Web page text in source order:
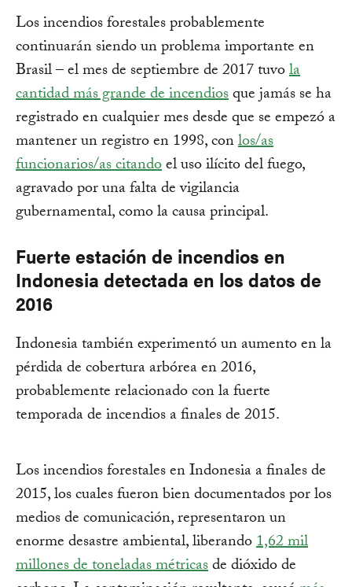
Los incendios forestales probablemente
continuarán siendo un problema importante en
Brasil – el mes de septiembre de 2017 tuvola
cantidad más grande de incendiosque jamás se ha
registrado en cualquier mes desde que se empezó a
mantener un registro en 1998, conlos/as
funcionarios/as citandoel uso ilícito del fuego,
agravado por una falta de vigilancia
gubernamental, como la causa principal.
Fuerte estación de incendios en
Indonesia detectada en los datos de
2016
Indonesia también experimentó un aumento en la
pérdida de cobertura arbórea en 2016,
probablemente relacionado con la fuerte
temporada de incendios a finales de 2015.
Los incendios forestales en Indonesia a finales de
2015, los cuales fueron bien documentados por los
medios de comunicación, representaron un
enorme desastre ambiental, liberando1,62 mil
millones de toneladas métricasde dióxido de